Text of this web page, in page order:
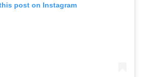
post on Instagram